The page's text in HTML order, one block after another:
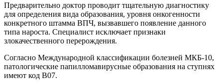
Предварительно доктор проводит тщательную диагностику
для определения вида образования, уровня онкогенности
конкретного штамма ВПЧ, вызвавшего появление данного
типа нароста. Специалист исключает признаки
злокачественного перерождения.
Согласно Международной классификации болезней МКБ-10,
патологические папилломавирусные образования на ступнях
имеют код B07.